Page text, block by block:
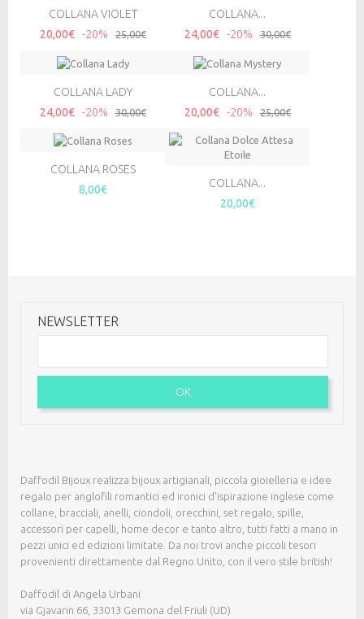
COLLANA VIOLET
20,00€ -20% 25,00€
COLLANA...
24,00€ -20% 30,00€
COLLANA LADY
24,00€ -20% 30,00€
COLLANA...
20,00€ -20% 25,00€
COLLANA ROSES
8,00€
COLLANA...
20,00€
NEWSLETTER
OK
Daffodil Bijoux realizza bijoux artigianali, piccola gioielleria e idee
regalo per anglofili romantici ed ironici d'ispirazione inglese come
collane, bracciali, anelli, ciondoli, orecchini, set regalo, spille,
accessori per capelli, home decor e tanto altro, tutti fatti a mano in
pezzi unici ed edizioni limitate. Da noi trovi anche piccoli tesori
provenienti direttamente dal Regno Unito, con il vero stile british!
Daffodil di Angela Urbani
via Gjavarin 66, 33013 Gemona del Friuli (UD)